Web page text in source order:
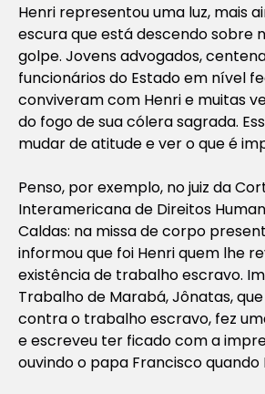
Henri representou uma luz, mais
escura que está descendo sobre
golpe. Jovens advogados,
funcionários do Estado em nível
conviveram com Henri e muitas
do fogo de sua cólera sagrada.
mudar de atitude e ver o que é
Penso, por exemplo, no juiz da
Interamericana de Direitos
Caldas: na missa de corpo
informou que foi Henri quem lhe
existência de trabalho escravo.
Trabalho de Marabá, Jônatas,
contra o trabalho escravo, fez
e escreveu ter ficado com a
ouvindo o papa Francisco quando